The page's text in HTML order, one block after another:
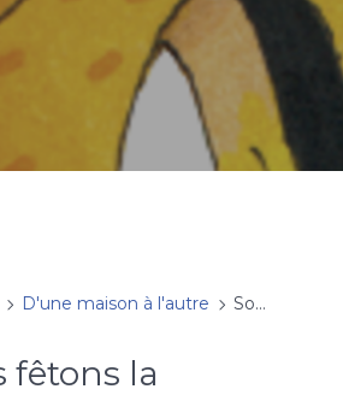
D'une maison à l'autre Sortir de ses murs
fêtons la